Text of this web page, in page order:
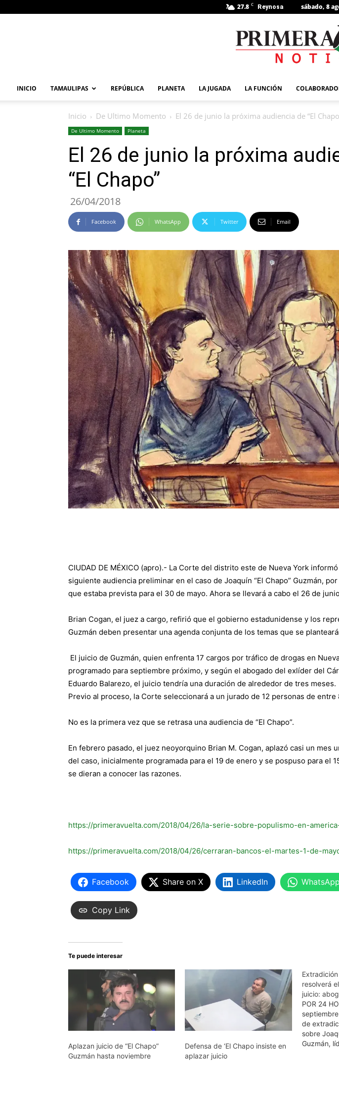
27.8 C Reynosa sábado, 8
INICIO TAMAULIPAS REPÚBLICA PLANETA LA JUGADA LA FUNCIÓN
Inicio De Ultimo Momento El 26 de junio la próxima audiencia de “El
De Ultimo Momento Planeta
El 26 de junio la próxima
“El Chapo”
26/04/2018
Facebook WhatsApp Twitter Email
CIUDAD DE MÉXICO (apro).- La Corte del distrito este de Nueva York
siguiente audiencia preliminar en el caso de Joaquín “El Chapo” Guzmán,
que estaba prevista para el 30 de mayo. Ahora se llevará a cabo el 26 de
Brian Cogan, el juez a cargo, refirió que el gobierno estadunidense y los
Guzmán deben presentar una agenda conjunta de los temas que se
El juicio de Guzmán, quien enfrenta 17 cargos por tráfico de drogas en
programado para septiembre próximo, y según el abogado del exlíder del
Eduardo Balarezo, el juicio tendría una duración de alrededor de tres meses.
Previo al proceso, la Corte seleccionará a un jurado de 12 personas de entre
No es la primera vez que se retrasa una audiencia de “El Chapo”.
En febrero pasado, el juez neoyorquino Brian M. Cogan, aplazó casi un mes
del caso, inicialmente programada para el 19 de enero y se pospuso para el
se dieran a conocer las razones.
https://primeravuelta.com/2018/04/26/la-serie-sobre-populismo-en-
https://primeravuelta.com/2018/04/26/cerraran-bancos-el-martes-1-de-
Facebook Share on X LinkedIn WhatsApp
Copy Link
Te puede interesar
Aplazan juicio de “El Chapo”
Guzmán hasta noviembre
Defensa de ‘El Chapo insiste en
aplazar juicio
resolverá
juicio:
POR 24
de
sobre
Guzmán,